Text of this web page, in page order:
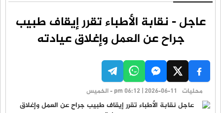
عاجل - نقابة الأطباء تقرر إيقاف طبيب
جراح عن العمل وإغلاق عيادته
محليات pm 06:12 | 2026-06-11 - الخميس